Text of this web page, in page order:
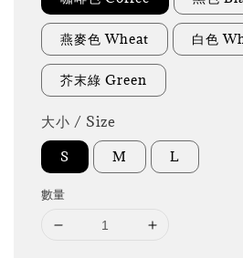
燕麥色 Wheat 白色
芥末綠 Green
大小 / Size
S M L
數量